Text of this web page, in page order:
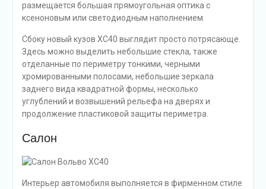
размещается большая прямоугольная оптика с
ксеноновым или светодиодным наполнением.
Сбоку новый кузов XC40 выглядит просто потрясающе.
Здесь можно выделить небольшие стекла, также
отделанные по периметру тонкими, черными
хромированными полосами, небольшие зеркала
заднего вида квадратной формы, несколько
углублений и возвышений рельефа на дверях и
продолжение пластиковой защиты периметра.
Салон
Интерьер автомобиля выполняется в фирменном стиле